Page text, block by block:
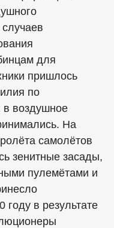
для
пришлось
по
воздушное
На
самолётов
зенитные засады,
пулемётами и
в результате